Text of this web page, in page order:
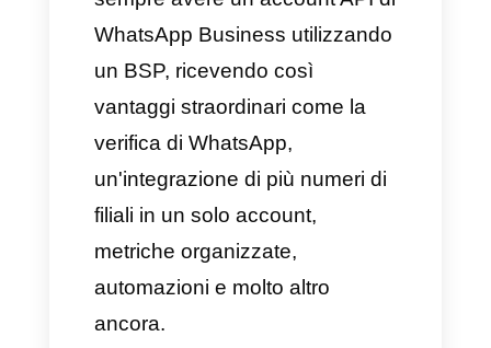
l'automazione a saluti,
risposte rapide e messaggi di
assenza del team umano.
Possibilità di creare un
semplice catalogo prodotti per
far scoprire al mercato tutto
ciò che offri.
Utilizzo di tag per segmentare